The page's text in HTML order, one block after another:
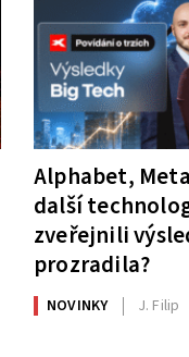
Alphabet,
další
zveřejnili
prozradila?
NOVINKY J. Filip